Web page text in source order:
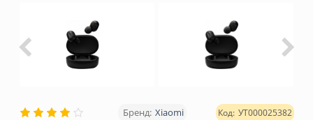
Xiaomi УТ000025382